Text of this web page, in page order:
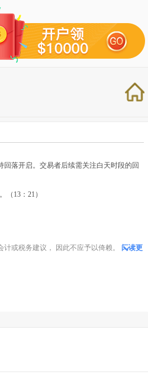
落开启。交易者后续需关注白天时段的回
（13：21）
或税务建议， 因此不应予以倚赖。
阅读更